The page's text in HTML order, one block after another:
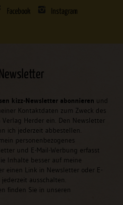
Facebook Instagram
kizz-Newsletter abonnieren und
Kontaktdaten zum Zweck des
Herder ein. Den Newsletter
ich jederzeit abbestellen.
personenbezogenes
und E-Mail-Werbung erfasst
Inhalte besser auf meine
einen Link in Newsletter oder E-
ausschalten.
finden Sie in unseren